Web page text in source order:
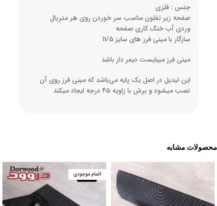
جنس : فلزی
صفحه زیر تفلون مناسب سر خوردن روی هر متریال
وردی آب خنک کاری صفحه
سازگار با مینی فرز های سایز 11/5
مینی فرز میبایست دیمر دار باشد
این تبدیل در اصل یک پایه می‌باشد که مینی فرز روی آن
نصب میشود و برش با زاویه ۴۵ درجه ایجاد میکند
محصولات مشابه
اتمام موجودی